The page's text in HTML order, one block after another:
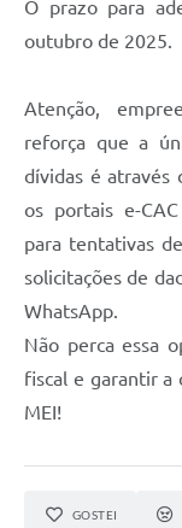
O prazo para
outubro de 2025.
Atenção,
reforça que a
dívidas é através
os portais e-
para tentativas
solicitações de
WhatsApp.
Não perca essa
fiscal e garantir a
MEI!
GOSTEI